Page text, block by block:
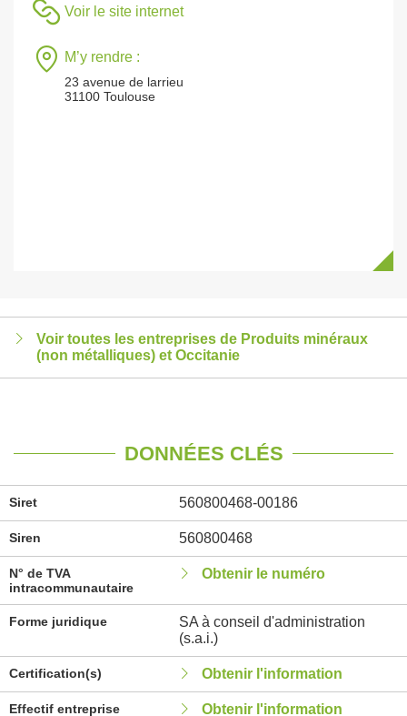
Voir le site internet
M’y rendre :
23 avenue de larrieu
31100 Toulouse
Voir toutes les entreprises de Produits minéraux
(non métalliques) et Occitanie
DONNÉES CLÉS
Siret 560800468-00186
Siren 560800468
N° de TVA
intracommunautaire
Obtenir le numéro
Forme juridique
SA à conseil d'administration
(s.a.i.)
Certification(s) Obtenir l'information
Effectif entreprise Obtenir l'information